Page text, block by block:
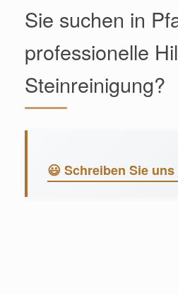
Sie suchen in
professionelle
Steinreinigung?
😃 Schreiben Sie